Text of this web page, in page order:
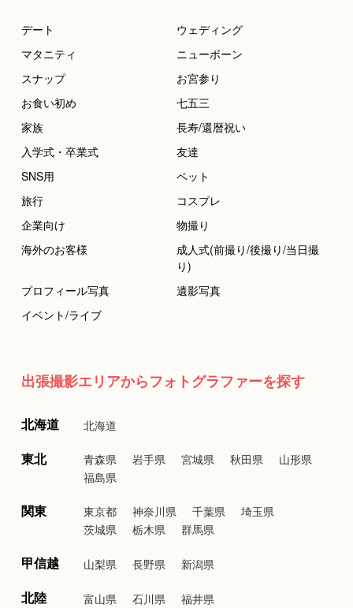
デート
ウェディング
マタニティ
ニューボーン
スナップ
お宮参り
お食い初め
七五三
家族
長寿/還暦祝い
入学式・卒業式
友達
SNS用
ペット
旅行
コスプレ
企業向け
物撮り
海外のお客様
成人式(前撮り/後撮り/当日撮
り)
プロフィール写真
遺影写真
イベント/ライブ
出張撮影エリアからフォトグラファーを探す
北海道 北海道
東北 青森県 岩手県 宮城県 秋田県
山形県
福島県
関東 東京都 神奈川県 千葉県
埼玉県
茨城県
栃木県 群馬県
甲信越 山梨県 長野県 新潟県
北陸 富山県 石川県 福井県